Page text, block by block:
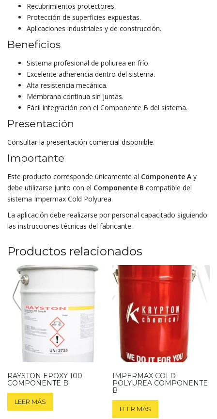
Recubrimientos protectores.
Protección de superficies expuestas.
Aplicaciones industriales y de construcción.
Beneficios
Sistema profesional de poliurea en frío.
Excelente adherencia dentro del sistema.
Alta resistencia mecánica.
Membrana continua sin juntas.
Fácil integración con el Componente B del sistema.
Presentación
Consultar la presentación comercial disponible.
Importante
Este producto corresponde únicamente al Componente A y
debe utilizarse junto con el Componente B compatible del
sistema Impermax Cold Polyurea.
La aplicación debe realizarse por personal capacitado siguiendo
las instrucciones técnicas del fabricante.
Productos relacionados
RAYSTON EPOXY 100
COMPONENTE B
LEER MÁS
IMPERMAX COLD
POLYUREA COMPONENTE
B
LEER MÁS